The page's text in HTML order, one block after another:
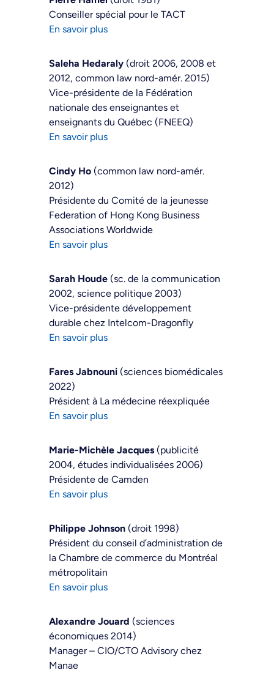
Conseiller spécial pour le TACT
En savoir plus
Saleha Hedaraly (droit 2006, 2008 et
2012, common law nord-amér. 2015)
Vice-présidente de la Fédération
nationale des enseignantes et
enseignants du Québec (FNEEQ)
En savoir plus
Cindy Ho (common law nord-amér.
2012)
Présidente du Comité de la jeunesse
Federation of Hong Kong Business
Associations Worldwide
En savoir plus
Sarah Houde (sc. de la communication
2002, science politique 2003)
Vice-présidente développement
durable chez Intelcom-Dragonfly
En savoir plus
Fares Jabnouni (sciences biomédicales
2022)
Président à La médecine réexpliquée
En savoir plus
Marie-Michèle Jacques (publicité
2004, études individualisées 2006)
Présidente de Camden
En savoir plus
Philippe Johnson (droit 1998)
Président du conseil d’administration de
la Chambre de commerce du Montréal
métropolitain
En savoir plus
Alexandre Jouard (sciences
économiques 2014)
Manager – CIO/CTO Advisory chez
Manae